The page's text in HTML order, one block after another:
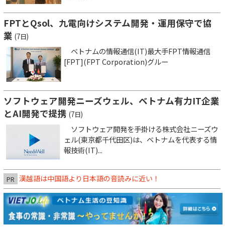
FPTとQsol、九電向けシステム開発・運用保守で協
業 (7日)
ベトナムの情報通信(IT)最大手FPT情報通信
[FPT](FPT Corporation)グルー
ソフトウェア開発ニーズウェル、ベトナム有力IT企業
とAI開発で提携 (7日)
ソフトウェア開発を手掛ける株式会社ニーズウ
ェル(東京都千代田区)は、ベトナムを代表する情
報技術(IT)...
PR 漢越語は中国語より日本語の音読みに近い！